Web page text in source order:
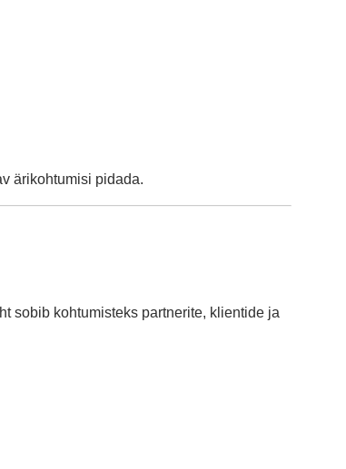
ärikohtumisi pidada.
sobib kohtumisteks partnerite, klientide ja